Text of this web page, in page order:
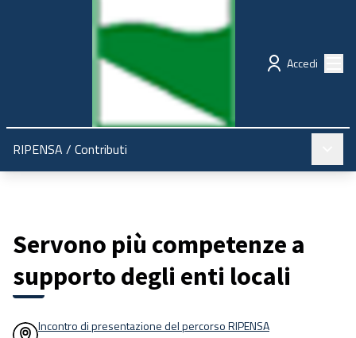
Regione Emilia-Romagna Partecipazione
Accedi
RIPENSA / Contributi
Servono più competenze a
supporto degli enti locali
Incontro di presentazione del percorso RIPENSA